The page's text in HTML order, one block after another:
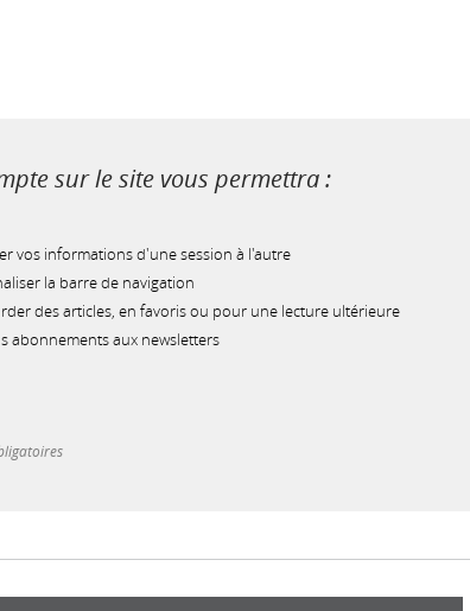
sur le site vous permettra :
vos informations d'une session à l'autre
la barre de navigation
des articles, en favoris ou pour une lecture ultérieure
abonnements aux newsletters